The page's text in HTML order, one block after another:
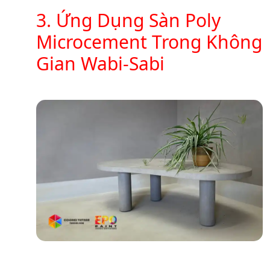
3. Ứng Dụng Sàn Poly
Microcement Trong Không
Gian Wabi-Sabi